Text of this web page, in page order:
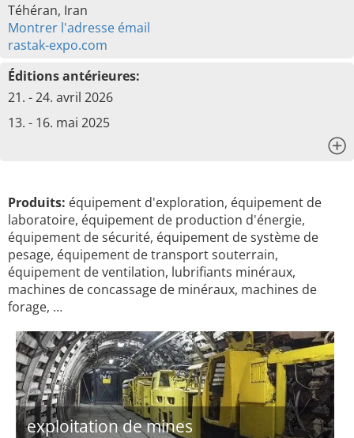
Téhéran, Iran
Montrer l'adresse émail
rastak-expo.com
Éditions antérieures:
21. - 24. avril 2026
13. - 16. mai 2025
Produits: équipement d'exploration, équipement de
laboratoire, équipement de production d'énergie,
équipement de sécurité, équipement de système de
pesage, équipement de transport souterrain,
équipement de ventilation, lubrifiants minéraux,
machines de concassage de minéraux, machines de
forage, …
exploitation de mines